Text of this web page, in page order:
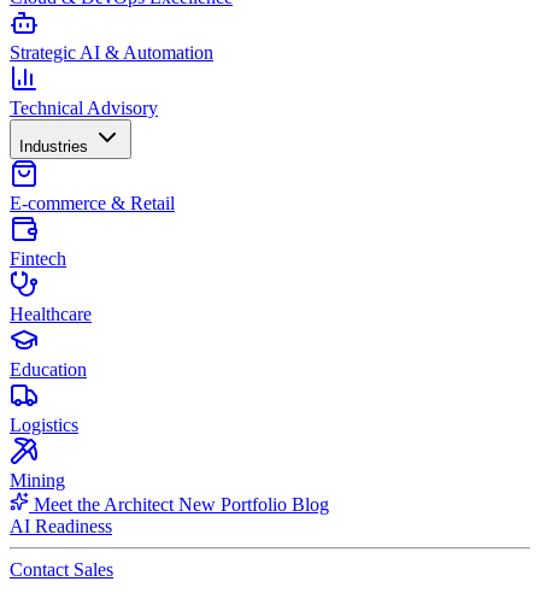
Strategic AI & Automation
Technical Advisory
Industries
E-commerce & Retail
Fintech
Healthcare
Education
Logistics
Mining
Meet the Architect New Portfolio Blog
AI Readiness
Contact Sales